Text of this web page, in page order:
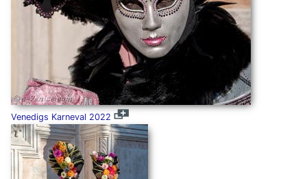
Venedigs Karneval 2022